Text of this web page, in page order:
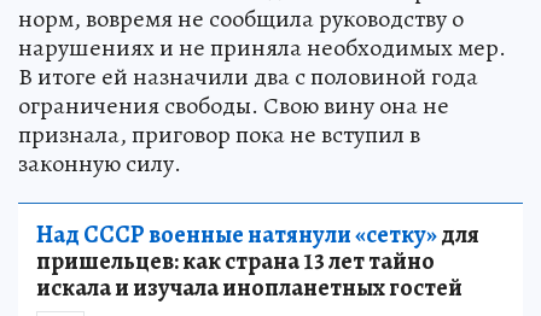
норм, вовремя не сообщила руководству о
нарушениях и не приняла необходимых мер.
В итоге ей назначили два с половиной года
ограничения свободы. Свою вину она не
признала, приговор пока не вступил в
законную силу.
Над СССР военные натянули «сетку»для
пришельцев: как страна 13 лет тайно
искала и изучала инопланетных гостей